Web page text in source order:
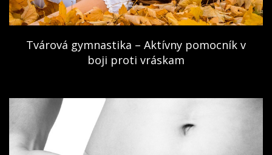
Tvárová gymnastika – Aktívny pomocník v
boji proti vráskam